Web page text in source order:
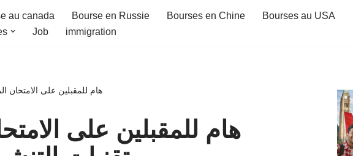
au canada Bourse en Russie Bourses en Chine Bourses au USA
Job immigration
هام للمقبلين على الامتحان المهني : 7 من أهم تقنيات التنشيط